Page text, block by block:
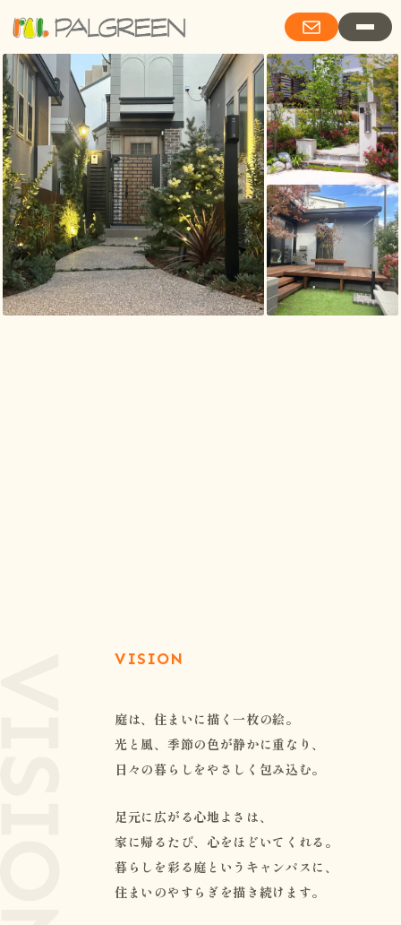
Living with Garden Stories 詩的情緒と、庭物語のあ
VISION
庭は、住まいに描く一枚の絵。
光と風、季節の色が静かに重なり、
日々の暮らしをやさしく包み込む。
足元に広がる心地よさは、
家に帰るたび、心をほどいてくれる。
暮らしを彩る庭というキャンパスに、
住まいのやすらぎを描き続けます。